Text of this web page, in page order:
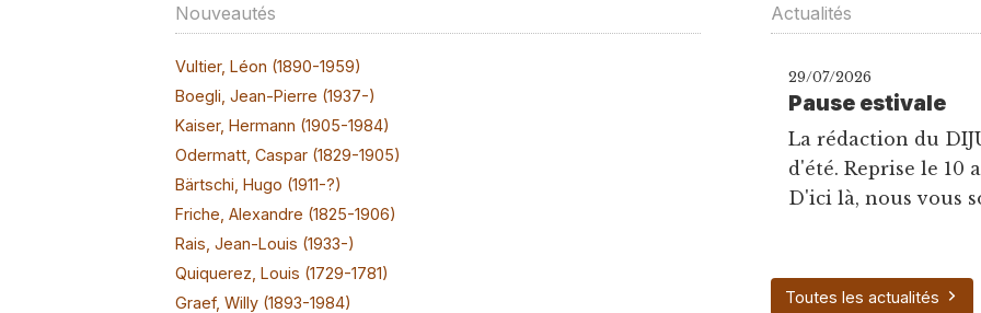
Nouveautés
Vultier, Léon (1890-1959)
Boegli, Jean-Pierre (1937-)
Kaiser, Hermann (1905-1984)
Odermatt, Caspar (1829-1905)
Bärtschi, Hugo (1911-?)
Friche, Alexandre (1825-1906)
Rais, Jean-Louis (1933-)
Quiquerez, Louis (1729-1781)
Graef, Willy (1893-1984)
Actualités
29/07/2026
Pause estivale
La rédaction du
d'été. Reprise le 10
D'ici là, nous vous
Toutes les actualités